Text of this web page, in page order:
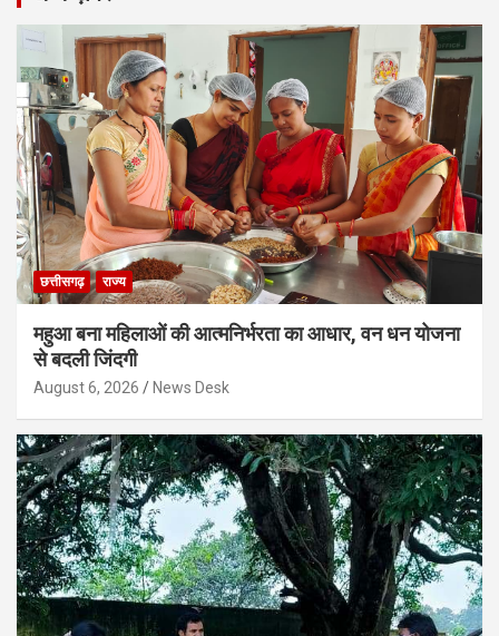
छत्तीसगढ़ राज्य
महुआ बना महिलाओं की आत्मनिर्भरता का आधार, वन धन योजना
से बदली जिंदगी
August 6, 2026 News Desk